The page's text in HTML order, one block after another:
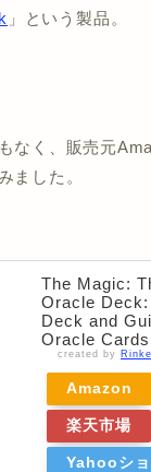
」という製品。
なく、販売元
ました。
The Magic:
Oracle Deck:
Deck and
Oracle Cards
created by
Amazon
楽天市場
Yahooシ